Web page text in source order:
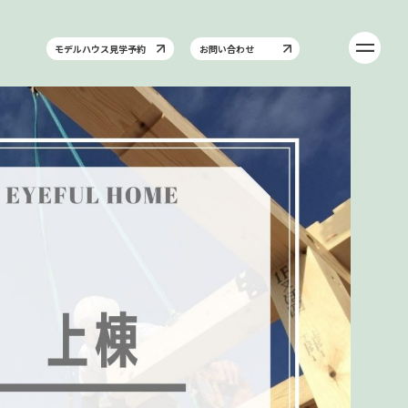
モデルハウス見学予約 お問い合わせ